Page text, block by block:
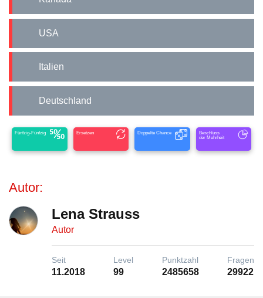
USA
Italien
Deutschland
Fünfzig-Fünfzig Ersetzen Doppelte Chance
Beschluss
der Mehrheit
Autor:
Lena Strauss
Autor
Seit
11.2018
Level
99
Punktzahl
2485658
Fragen
29922